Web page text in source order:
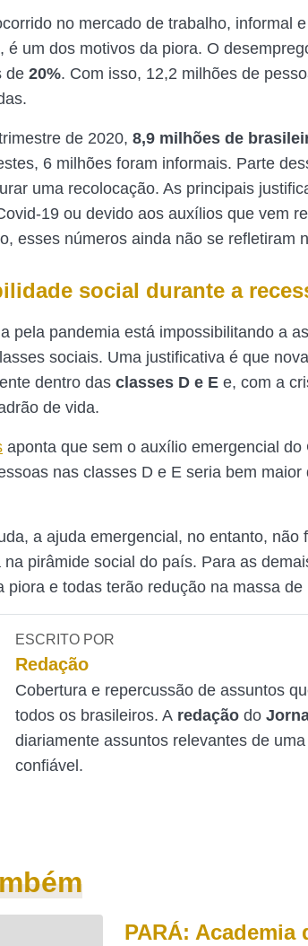
no mercado de trabalho, informal
é um dos motivos da piora. O
de 20%. Com isso, 12,2 milhões de
de 2020, 8,9 milhões de
6 milhões foram informais. Parte
uma recolocação. As principais
19 ou devido aos auxílios que vem
esses números ainda não se refletiram
social durante a
pela pandemia está impossibilitando a
sociais. Uma justificativa é que
dentro das classes D e E e, com a
de vida.
aponta que sem o auxílio emergencial
nas classes D e E seria bem maior
a ajuda emergencial, no entanto, não
na pirâmide social do país. Para as
piora e todas terão redução na massa de
ESCRITO POR
Redação
Cobertura e repercussão de assuntos
todos os brasileiros. A redaçãodo
diariamente assuntos relevantes de
confiável.
PARÁ: Academia